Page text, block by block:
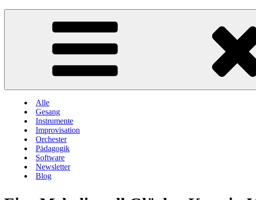
Alle
Gesang
Instrumente
Improvisation
Orchester
Pädagogik
Software
Newsletter
Blog